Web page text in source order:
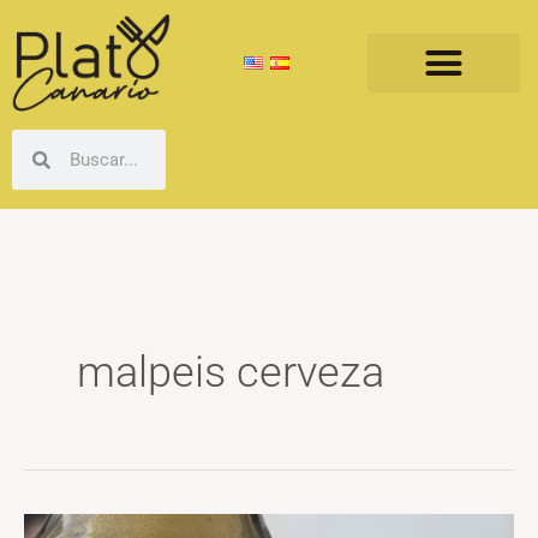
contenido
malpeis cerveza
Malpeis,